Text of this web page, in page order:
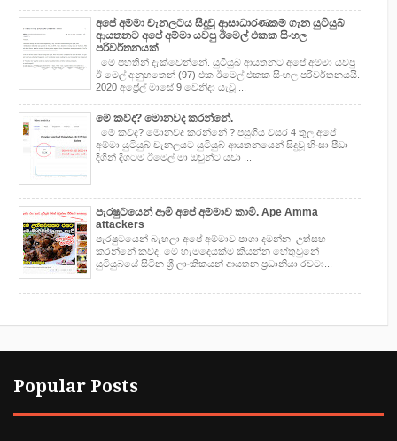
අපේ අම්මා චැනලටය සිදුවූ ආසාධාරණකම් ගැන යුටියුබ්
ආයතනට අපේ අම්මා යවපු ඊමෙල් එකක සිංහල
පරිවර්තනයක්
මේ පහතින් දැක්වෙන්නේ. යුටියුබ් ආයතනට අපේ අම්මා යවපු
ඊ මෙල් අනුහතෙන් (97) එක ඊමෙල් එකක සිංහල පරිවර්තනයයි.
2020 අප්‍රේල් මාසේ 9 වෙනිදා යැවූ ...
මේ කව්ද? මොනවද කරන්නේ.
මේ කව්ද? මොනවද කරන්නේ ? පසුගිය වසර 4 තුල අපේ
අම්මා යුටියුබ් චැනලයට යුටියුබ් ආයතනයෙන් සිදුවූ හිංසා පීඩා
දිගින් දිගටම ඊමෙල් මා ඔවුන්ට යවා ...
පැරෂුටයෙන් ආමි අපේ අම්මාව කාමි. Ape Amma
attackers
පැරෂුටයෙන් බැහලා අපේ අම්මාව පාගා දමන්න උත්සහ
කරන්නේ කව්ද. මේ හැමදෙයක්ම කියන්න හේතුවුනේ
යුටියුබයේ සිටින ශ්‍රී ලාංකිකයන් ආයතන ප්‍රධානියා රවටා...
Popular Posts